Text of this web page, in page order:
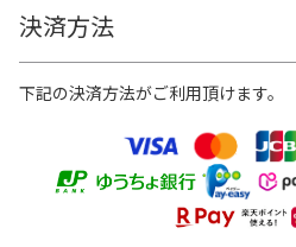
決済方法
下記の決済方法がご利用頂けます。